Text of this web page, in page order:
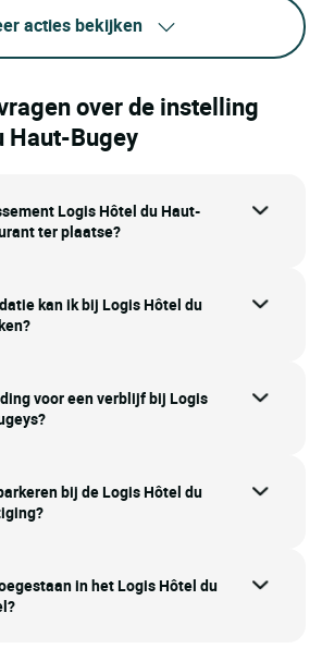
acties bekijken
over de instelling
Haut-Bugey
Logis Hôtel du Haut-
ter plaatse?
kan ik bij Logis Hôtel du
voor een verblijf bij Logis
bij de Logis Hôtel du
in het Logis Hôtel du